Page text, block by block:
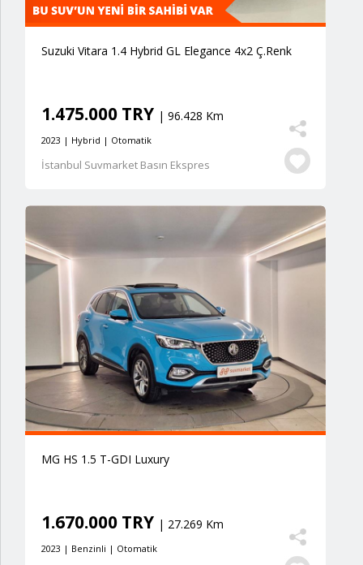
Suzuki Vitara 1.4 Hybrid GL Elegance 4x2 Ç.Renk
1.475.000 TRY | 96.428 Km
2023 | Hybrid | Otomatik
İstanbul Suvmarket Basın Ekspres
MG HS 1.5 T-GDI Luxury
1.670.000 TRY | 27.269 Km
2023 | Benzinli | Otomatik